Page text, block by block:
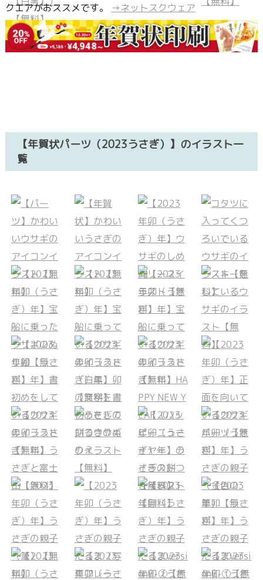
クエアがおススメです。
→ネットスクウェア
【年賀状パーツ（2023うさぎ）】のイラスト一
覧